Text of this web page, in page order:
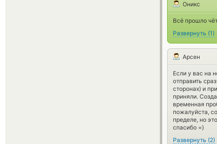
Оникс
Всё прошло
Развернуть (1)
Арсен
Если у вас на
отправить
сторонах) и
приняли.
временная
пожалуйста,
пределе, но
спасибо =)
Развернуть (2)